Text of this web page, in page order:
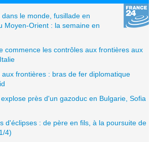
dans le monde, fusillade en
Moyen-Orient : la semaine en
commence les contrôles aux frontières aux
aux frontières : bras de fer diplomatique
près d'un gazoduc en Bulgarie, Sofia
d'éclipses : de père en fils, à la poursuite de
4)